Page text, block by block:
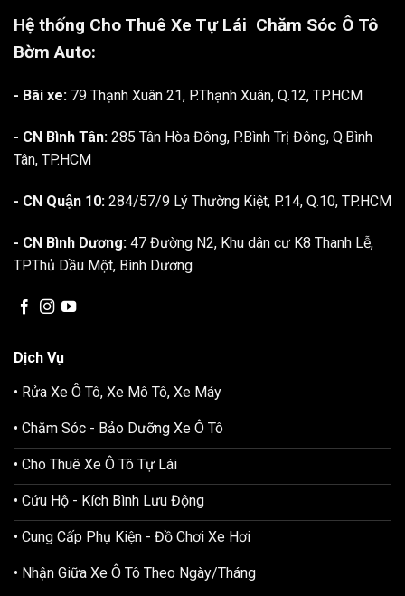
Hệ thống Cho Thuê Xe Tự Lái Chăm Sóc Ô Tô
Bờm Auto:
- Bãi xe: 79 Thạnh Xuân 21, P.Thạnh Xuân, Q.12, TP.HCM
- CN Bình Tân: 285 Tân Hòa Đông, P.Bình Trị Đông, Q.Bình
Tân, TP.HCM
- CN Quận 10: 284/57/9 Lý Thường Kiệt, P.14, Q.10, TP.HCM
- CN Bình Dương: 47 Đường N2, Khu dân cư K8 Thanh Lễ,
TP.Thủ Dầu Một, Bình Dương
Dịch Vụ
• Rửa Xe Ô Tô, Xe Mô Tô, Xe Máy
• Chăm Sóc - Bảo Dưỡng Xe Ô Tô
• Cho Thuê Xe Ô Tô Tự Lái
• Cứu Hộ - Kích Bình Lưu Động
• Cung Cấp Phụ Kiện - Đồ Chơi Xe Hơi
• Nhận Giữa Xe Ô Tô Theo Ngày/Tháng